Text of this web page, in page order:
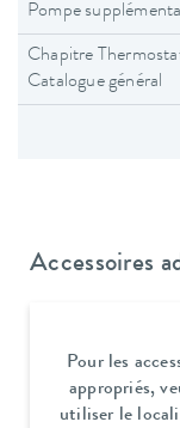
Pompe
Chapitre
Catalogue général
Accessoires
Pour les
appropriés,
utiliser le